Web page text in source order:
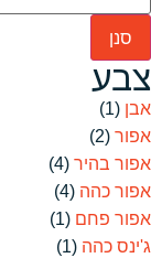
סנן
צבע
אבן (1)
אפור (2)
אפור בהיר (4)
אפור כהה (4)
אפור פחם (1)
ג'ינס כהה (1)